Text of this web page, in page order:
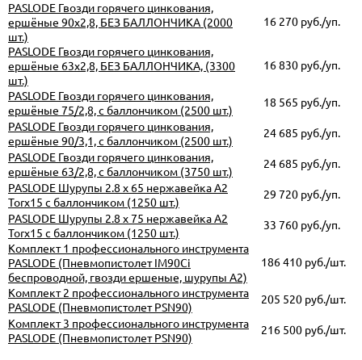
PASLODE Гвозди горячего цинкования,
ершёные 90х2,8, БЕЗ БАЛЛОНЧИКА (2000
шт.)
16 270 руб./уп.
PASLODE Гвозди горячего цинкования,
ершёные 63х2,8, БЕЗ БАЛЛОНЧИКА, (3300
шт.)
16 830 руб./уп.
PASLODE Гвозди горячего цинкования,
ершёные 75/2,8, с баллончиком (2500 шт.)
18 565 руб./уп.
PASLODE Гвозди горячего цинкования,
ершёные 90/3,1, с баллончиком (2500 шт.)
24 685 руб./уп.
PASLODE Гвозди горячего цинкования,
ершёные 63/2,8, с баллончиком (3750 шт.)
24 685 руб./уп.
PASLODE Шурупы 2.8 x 65 нержавейка А2
Torx15 с баллончиком (1250 шт.)
29 720 руб./уп.
PASLODE Шурупы 2.8 x 75 нержавейка А2
Torx15 с баллончиком (1250 шт.)
33 760 руб./уп.
Комплект 1 профессионального инструмента
PASLODE (Пневмопистолет IM90Ci
беспроводной, гвозди ершеные, шурупы А2)
186 410 руб./шт.
Комплект 2 профессионального инструмента
PASLODE (Пневмопистолет PSN90)
205 520 руб./шт.
Комплект 3 профессионального инструмента
PASLODE (Пневмопистолет PSN90)
216 500 руб./шт.